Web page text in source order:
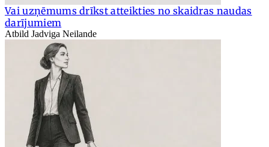
Vai uzņēmums drīkst atteikties no skaidras naudas
darījumiem
Atbild Jadviga Neilande